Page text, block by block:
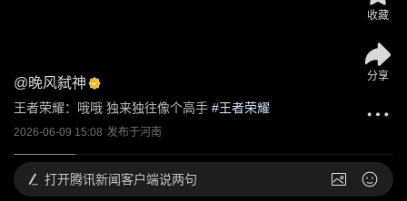
@晚风弑神
王者荣耀：哦哦 独来独往像个高手 #王者荣耀
2026-06-09 15:08 发布于河南
收藏
分享
打开腾讯新闻客户端说两句